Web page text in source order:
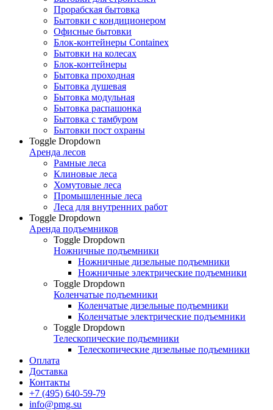
Прорабская бытовка
Бытовки с кондиционером
Офисные бытовки
Блок-контейнеры Containex
Бытовки на колесах
Блок-контейнеры
Бытовка проходная
Бытовка душевая
Бытовка модульная
Бытовка распашонка
Бытовка с тамбуром
Бытовки пост охраны
Toggle Dropdown
Аренда лесов
Рамные леса
Клиновые леса
Хомутовые леса
Промышленные леса
Леса для внутренних работ
Toggle Dropdown
Аренда подъемников
Toggle Dropdown
Ножничные подъемники
Ножничные дизельные подъемники
Ножничные электрические подъемники
Toggle Dropdown
Коленчатые подъемники
Коленчатые дизельные подъемники
Коленчатые электрические подъемники
Toggle Dropdown
Телескопические подъемники
Телескопические дизельные подъемники
Оплата
Доставка
Контакты
+7 (495) 640-59-79
info@pmg.su